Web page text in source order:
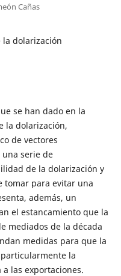
Cañas
la dolarización
se han dado en la
la dolarización,
de vectores
serie de
de la dolarización y
tomar para evitar una
además, un
el estancamiento que la
mediados de la década
medidas para que la
la
las exportaciones.